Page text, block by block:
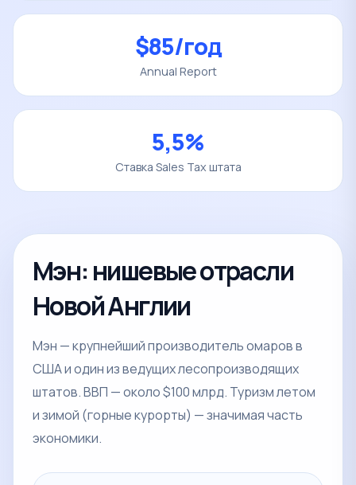
$85/год
Annual Report
5,5%
Ставка Sales Tax штата
Мэн: нишевые отрасли
Новой Англии
Мэн — крупнейший производитель омаров в
США и один из ведущих лесопроизводящих
штатов. ВВП — около $100 млрд. Туризм летом
и зимой (горные курорты) — значимая часть
экономики.